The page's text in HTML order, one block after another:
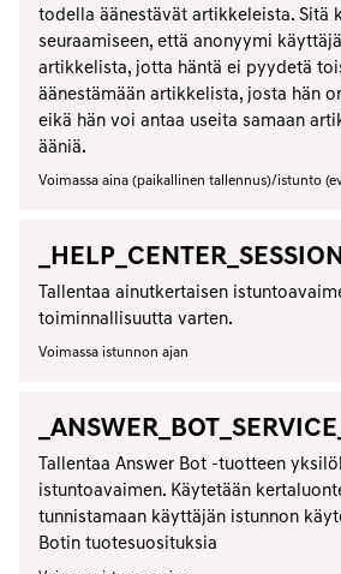
todella äänestävät artikkeleista. Sitä
seuraamiseen, että anonyymi
artikkelista, jotta häntä ei pyydetä
äänestämään artikkelista, josta hän
eikä hän voi antaa useita samaan
ääniä.
Voimassa aina (paikallinen tallennus)/istunto
Tallentaa ainutkertaisen
toiminnallisuutta varten.
Voimassa istunnon ajan
Tallentaa Answer Bot -tuotteen
istuntoavaimen. Käytetään
tunnistamaan käyttäjän istunnon
Botin tuotesuosituksia